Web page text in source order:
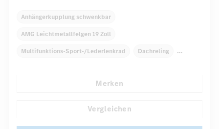
Anhängerkupplung schwenkbar
AMG Leichtmetallfelgen 19 Zoll
Multifunktions-Sport-/Lederlenkrad Dachreling
Laderaumabdeckung
Merken
Vergleichen